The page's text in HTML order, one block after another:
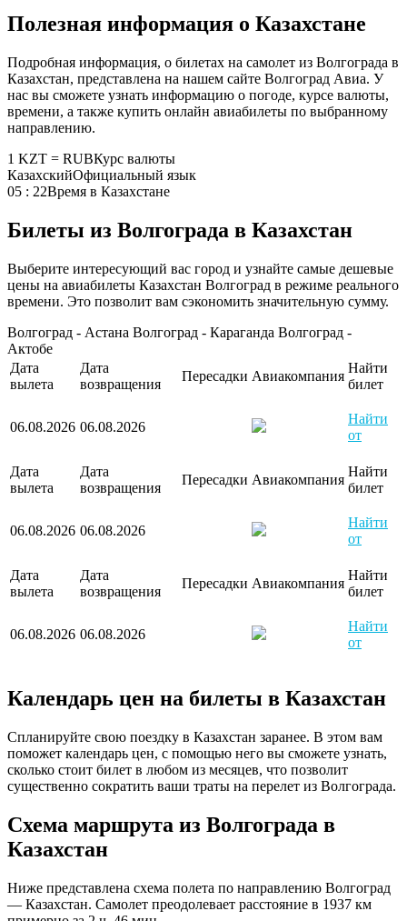
Полезная информация о Казахстане
Подробная информация, о билетах на самолет из Волгограда в
Казахстан, представлена на нашем сайте Волгоград Авиа. У
нас вы сможете узнать информацию о погоде, курсе валюты,
времени, а также купить онлайн авиабилеты по выбранному
направлению.
1 KZT = RUBКурс валюты
КазахскийОфициальный язык
05 : 22Время в Казахстане
Билеты из Волгограда в Казахстан
Выберите интересующий вас город и узнайте самые дешевые
цены на авиабилеты Казахстан Волгоград в режиме реального
времени. Это позволит вам сэкономить значительную сумму.
Волгоград - Астана Волгоград - Караганда Волгоград -
Актобе
Дата
вылета
Дата
возвращения
Пересадки Авиакомпания
Найти
билет
06.08.2026 06.08.2026
Найти
от
Дата
вылета
Дата
возвращения
Пересадки Авиакомпания
Найти
билет
06.08.2026 06.08.2026
Найти
от
Дата
вылета
Дата
возвращения
Пересадки Авиакомпания
Найти
билет
06.08.2026 06.08.2026
Найти
от
Календарь цен на билеты в Казахстан
Спланируйте свою поездку в Казахстан заранее. В этом вам
поможет календарь цен, с помощью него вы сможете узнать,
сколько стоит билет в любом из месяцев, что позволит
существенно сократить ваши траты на перелет из Волгограда.
Схема маршрута из Волгограда в
Казахстан
Ниже представлена схема полета по направлению Волгоград
— Казахстан. Самолет преодолевает расстояние в 1937 км